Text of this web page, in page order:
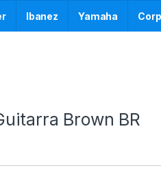
Ibanez Yamaha
Brown BR